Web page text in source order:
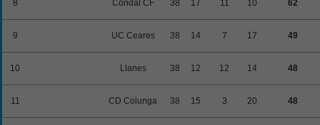
8 Condal CF 38 17 11 10 62
9 UC Ceares 38 14 7 17 49
10 Llanes 38 12 12 14 48
11 CD Colunga 38 15 3 20 48